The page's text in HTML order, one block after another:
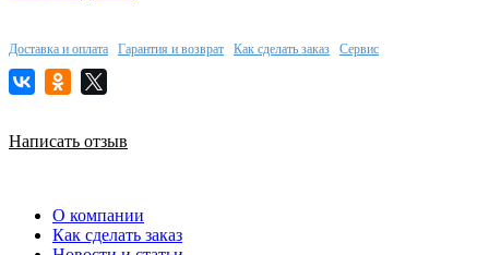
Доставка и оплата Гарантия и возврат Как сделать заказ Сервис
Написать отзыв
О компании
Как сделать заказ